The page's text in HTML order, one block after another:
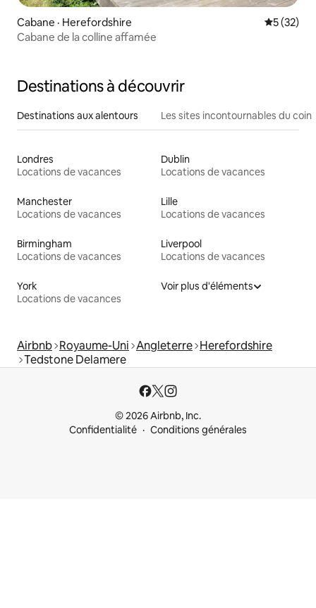
Cabane · Herefordshire Note
5 (32)
Cabane de la colline affamée
Destinations à découvrir
Destinations aux alentours Les sites incontournables du coin
Londres
Locations de vacances
Dublin
Locations de vacances
Manchester
Locations de vacances
Lille
Locations de vacances
Birmingham
Locations de vacances
Liverpool
Locations de vacances
York
Locations de vacances
Voir plus d'éléments
Airbnb Royaume-Uni Angleterre Herefordshire
Tedstone Delamere
© 2026 Airbnb, Inc.
Confidentialité
Conditions générales